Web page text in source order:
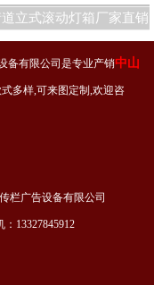
立式滚动灯箱厂家直销
备有限公司是专业产销中山
多样,可来图定制,欢迎咨
栏广告设备有限公司
13327845912